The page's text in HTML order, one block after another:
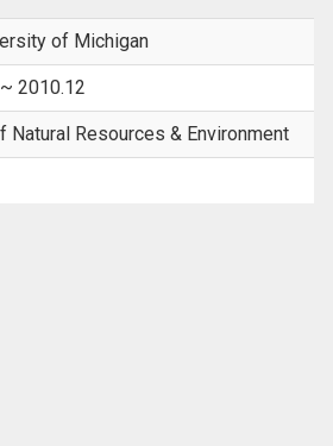
of Michigan
2010.12
Natural Resources & Environment